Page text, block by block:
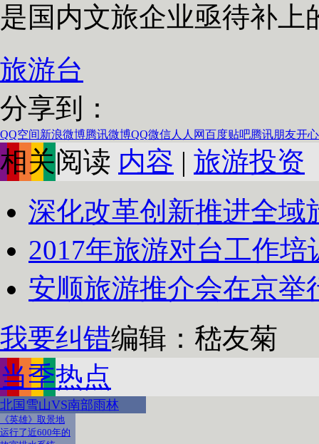
是国内文旅企业亟待补上
旅游台
分享到：
QQ空间新浪微博腾讯微博QQ微信人人网百度贴吧腾讯朋友开
相关阅读 内容 | 旅游投资
深化改革创新推进全
2017年旅游对台工作
安顺旅游推介会在京举
我要纠错编辑：嵇友菊
当季热点
北国雪山VS南部雨林
《英雄》取景地
运行了近600年的